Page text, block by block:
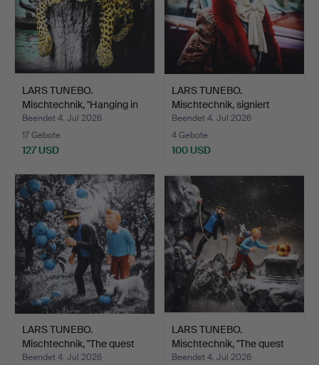
LARS TUNEBO.
Mischtechnik, "Hanging in
Ven…
Beendet 4. Jul 2026
17 Gebote
127 USD
LARS TUNEBO.
Mischtechnik, signiert
5/199.
Beendet 4. Jul 2026
4 Gebote
100 USD
LARS TUNEBO.
Mischtechnik, "The quest
for …
Beendet 4. Jul 2026
LARS TUNEBO.
Mischtechnik, "The quest
for …
Beendet 4. Jul 2026